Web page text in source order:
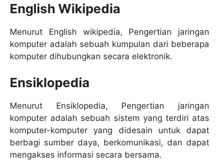
English Wikipedia
Menurut English wikipedia, Pengertian jaringan
komputer adalah sebuah kumpulan dari beberapa
komputer dihubungkan secara elektronik.
Ensiklopedia
Menurut Ensiklopedia, Pengertian jaringan
komputer adalah sebuah sistem yang terdiri atas
komputer-komputer yang didesain untuk dapat
berbagi sumber daya, berkomunikasi, dan dapat
mengakses informasi secara bersama.